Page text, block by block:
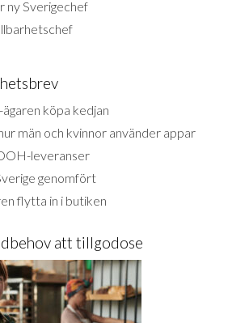
ny Sverigechef
köpa kedjan
män och kvinnor använder appar
leveranser
genomfört
flytta in i butiken
att tillgodose